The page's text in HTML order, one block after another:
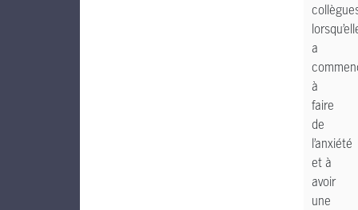
a
à
faire
de
l’anxiété
et à
avoir
une